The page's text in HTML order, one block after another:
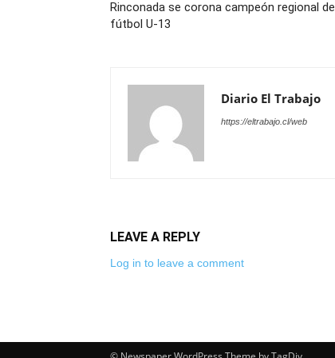
Rinconada se corona campeón regional de
fútbol U-13
Diario El Trabajo
https://eltrabajo.cl/web
LEAVE A REPLY
Log in to leave a comment